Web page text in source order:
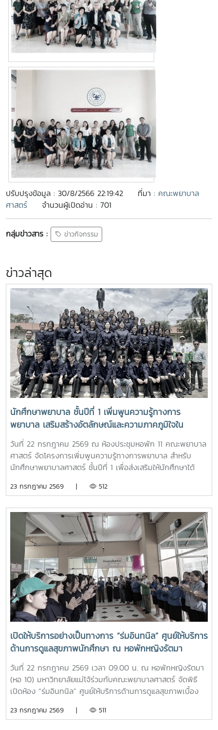
ปรับปรุงข้อมูล : 30/8/2566 22:19:42 ที่มา : คณะพยาบาล
ศาสตร์
จำนวนผู้เปิดอ่าน : 701
กลุ่มข่าวสาร : ข่าวกิจกรรม
ข่าวล่าสุด
นักศึกษาพยาบาล ชั้นปีที่ 1 เพิ่มพูนความรู้ทางการ
พยาบาล เสริมสร้างอัตลักษณ์และความภาคภูมิใจใน
สถาบัน ภายใต้รายวิชา แม่โจ้วิถีใหม่
วันที่ 22 กรกฎาคม 2569 ณ ห้องประชุมหอพัก 11 คณะพยาบาล
ศาสตร์ จัดโครงการเพิ่มพูนความรู้ทางการพยาบาล สำหรับ
นักศึกษาพยาบาลศาสตร์ ชั้นปีที่ 1 เพื่อส่งเสริมให้นักศึกษาได้
มหาวิทยาลัย ตลอดจนปลูกฝังความภาคภูมิใจในความเป็น “ลูก
วิถีใหม่ (11701001)ในการนี้ รองศาสตราจารย์ ดร.เทพ พงษ์พา
นิช นายกสภามหาวิทยาลัยแม่โจ้ พร้อมด้วย นายพงษ์พิพัฒน์
ราชจันทร์ หัวหน้างานพัฒนานักศึกษาและศิษย์เก่าสัมพันธ์ ใน
ฐานะอาจารย์ประจำรายวิชา ร่วมให้ความรู้เกี่ยวกับประวัติความ
เป็นมา ปรัชญา และอัตลักษณ์ของมหาวิทยาลัยแม่โจ้ เพื่อสร้าง
ความเข้าใจและความผูกพันต่อสถาบันโอกาสนี้ รองศาสตราจารย์
ดร.เทพ พงษ์พานิช ได้เน้นย้ำให้นักศึกษาเรียนรู้รากเหง้าความ
เป็นแม่โจ้ มีความภาคภูมิใจในสถาบัน มีพลังใจในการศึกษา ยึด
มั่นและดำเนินตามรอยคุณงามความดีของปูชนียบุคคล ประพฤติ
ตนเป็นคนดี มีความรับผิดชอบ ยึดถืออัตลักษณ์ของนักศึกษา
พยาบาลศาสตร์ มหาวิทยาลัยแม่โจ้ ที่ว่า “งามสง่า จิตอาสา
อดทน สู้งาน” เพื่อเติบโตเป็นบัณฑิตพยาบาลที่มีคุณภาพ เป็น
กำลังสำคัญของสังคมในอนาคตพร้อมกันนี้ นายนพกิจ แผ่พร
รักษาการหัวหน้างานหอพักนักศึกษา ได้บรรยายภาพรวมการ
ดำเนินงานของหอพักนักศึกษา พร้อมแนะนำระบบการดูแลและ
การใช้ชีวิตในรั้วมหาวิทยาลัย และ นายวิทชัย สุขเพราะนา หัวหน้า
การอนุรักษ์ศิลปวัฒนธรรม และกิจกรรมส่งเสริมคุณลักษณะอัน
23 กรกฎาคม 2569 | 512
เปิดให้บริการอย่างเป็นทางการ “ร่มอินทนิล” ศูนย์ให้บริการ
ด้านการดูแลสุขภาพนักศึกษา ณ หอพักหญิงรัตมา
วันที่ 22 กรกฎาคม 2569 เวลา 09.00 น. ณ หอพักหญิงรัตมา
(หอ 10) มหาวิทยาลัยแม่โจ้ร่วมกับคณะพยาบาลศาสตร์ จัดพิธี
เปิดห้อง “ร่มอินทนิล” ศูนย์ให้บริการด้านการดูแลสุขภาพเบื้อง
ดร.เทพ พงษ์พานิช นายกสภามหาวิทยาลัยแม่โจ้ เป็นประธานใน
23 กรกฎาคม 2569 | 511